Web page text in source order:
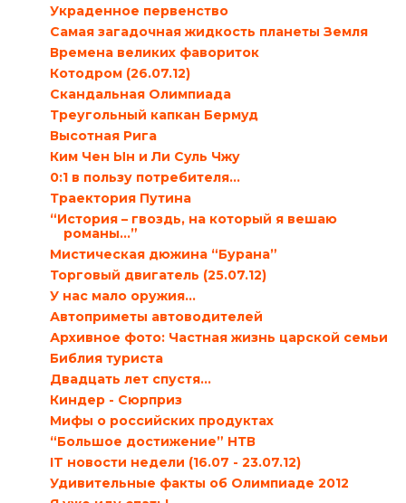
Украденное первенство
Самая загадочная жидкость планеты Земля
Времена великих фавориток
Котодром (26.07.12)
Скандальная Олимпиада
Треугольный капкан Бермуд
Высотная Рига
Ким Чен Ын и Ли Суль Чжу
0:1 в пользу потребителя…
Траектория Путина
“История – гвоздь, на который я вешаю
романы…”
Мистическая дюжина “Бурана”
Торговый двигатель (25.07.12)
У нас мало оружия…
Автоприметы автоводителей
Архивное фото: Частная жизнь царской семьи
Библия туриста
Двадцать лет спустя…
Киндер - Сюрприз
Мифы о российских продуктах
“Большое достижение” НТВ
IT новости недели (16.07 - 23.07.12)
Удивительные факты об Олимпиаде 2012